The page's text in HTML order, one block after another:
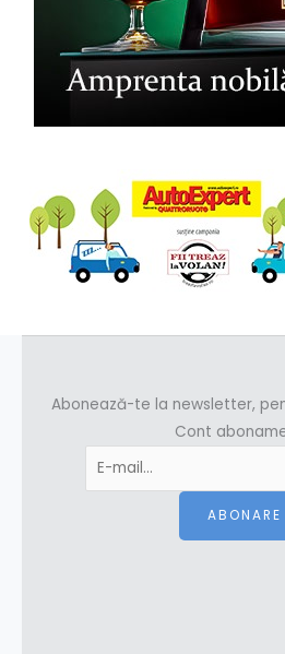
Abonează-te la newsletter,
Cont
ABONARE